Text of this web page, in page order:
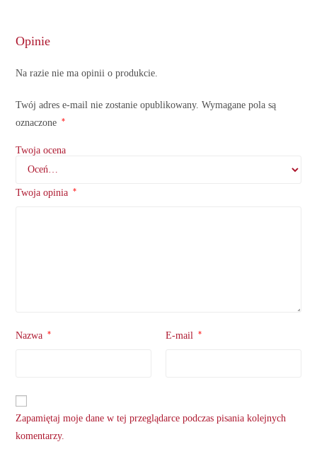
Opinie
Na razie nie ma opinii o produkcie.
Twój adres e-mail nie zostanie opublikowany. Wymagane pola są
oznaczone
*
Twoja ocena
Twoja opinia *
Nazwa * E-mail *
Zapamiętaj moje dane w tej przeglądarce podczas pisania kolejnych
komentarzy.